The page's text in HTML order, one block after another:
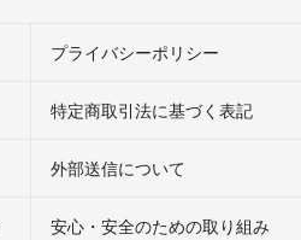
プライバシーポリシー
特定商取引法に基づく表記
外部送信について
安心・安全のための取り組み